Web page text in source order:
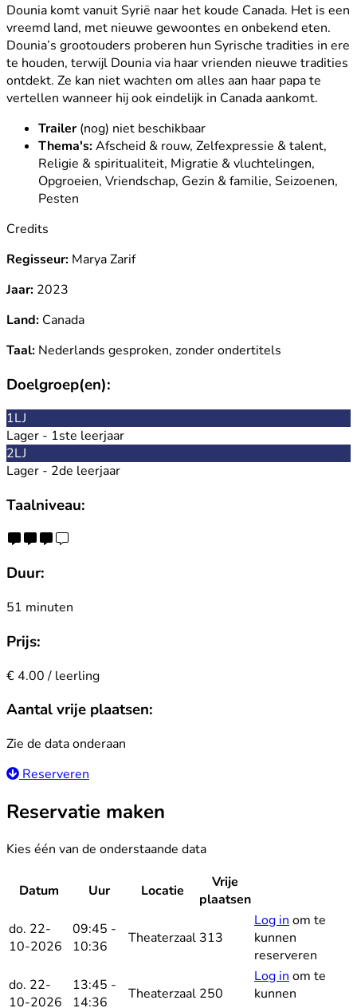
Dounia komt vanuit Syrië naar het koude Canada. Het is een
vreemd land, met nieuwe gewoontes en onbekend eten.
Dounia’s grootouders proberen hun Syrische tradities in ere
te houden, terwijl Dounia via haar vrienden nieuwe tradities
ontdekt. Ze kan niet wachten om alles aan haar papa te
vertellen wanneer hij ook eindelijk in Canada aankomt.
Trailer(nog) niet beschikbaar
Thema's:Afscheid & rouw, Zelfexpressie & talent,
Religie & spiritualiteit, Migratie & vluchtelingen,
Opgroeien, Vriendschap, Gezin & familie, Seizoenen,
Pesten
Credits
Regisseur: Marya Zarif
Jaar: 2023
Land: Canada
Taal: Nederlands gesproken, zonder ondertitels
Doelgroep(en):
1LJ
Lager - 1ste leerjaar
2LJ
Lager - 2de leerjaar
Taalniveau:
Duur:
51 minuten
Prijs:
€ 4.00 / leerling
Aantal vrije plaatsen:
Zie de data onderaan
Reserveren
Reservatie maken
Kies één van de onderstaande data
Datum Uur Locatie
Vrije
plaatsen
do. 22-
10-2026
09:45 -
10:36
Theaterzaal 313
Log in om te
kunnen
reserveren
do. 22-
10-2026
13:45 -
14:36
Theaterzaal 250
Log in om te
kunnen